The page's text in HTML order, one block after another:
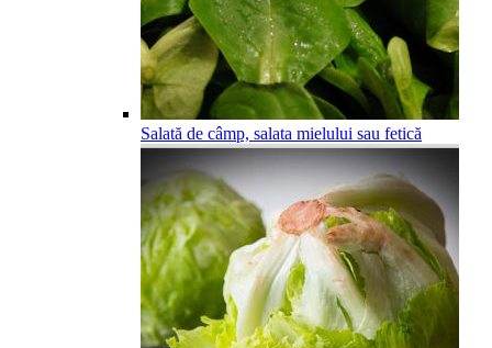
Salată de câmp, salata mielului sau fetică